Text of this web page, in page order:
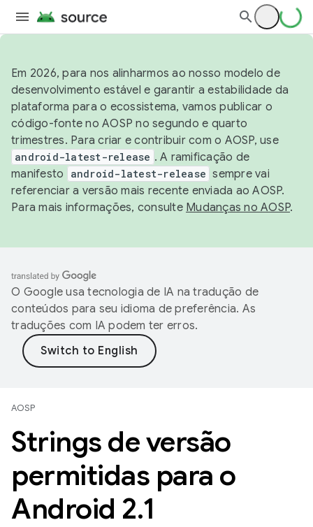
Em 2026, para nos alinharmos ao nosso modelo de
desenvolvimento estável e garantir a estabilidade da
plataforma para o ecossistema, vamos publicar o
código-fonte no AOSP no segundo e quarto
trimestres. Para criar e contribuir com o AOSP, use
android-latest-release . A ramificação de
manifesto
android-latest-release sempre vai
referenciar a versão mais recente enviada ao AOSP.
Para mais informações, consulte Mudanças no AOSP.
O Google usa tecnologia de IA na tradução de
conteúdos para seu idioma de preferência. As
traduções com IA podem ter erros.
AOSP
Strings de versão
permitidas para o
Android 2.1